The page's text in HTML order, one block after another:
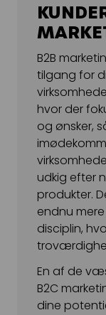
B2B
tilgang for
hvor der
og ønsker,
udkig efter
produkter.
endnu
disciplin,
En af de
B2C
dine